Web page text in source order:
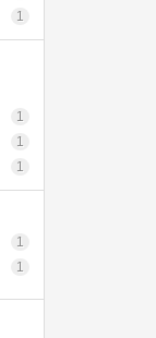
1
1
1
1
1
1